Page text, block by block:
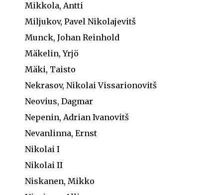
Mikkola, Antti
Miljukov, Pavel Nikolajevitš
Munck, Johan Reinhold
Mäkelin, Yrjö
Mäki, Taisto
Nekrasov, Nikolai Vissarionovitš
Neovius, Dagmar
Nepenin, Adrian Ivanovitš
Nevanlinna, Ernst
Nikolai I
Nikolai II
Niskanen, Mikko